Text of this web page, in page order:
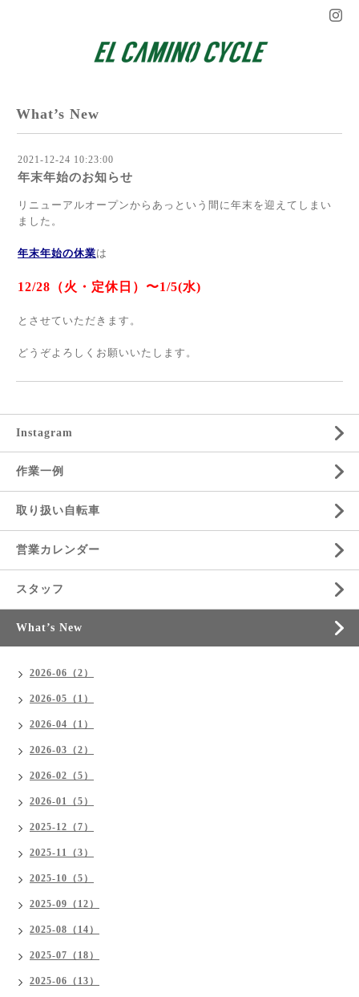
What’s New
2021-12-24 10:23:00
年末年始のお知らせ
リニューアルオープンからあっという間に年末を迎えてしまい
ました。
年末年始の休業は
12/28（火・定休日）〜1/5(水)
とさせていただきます。
どうぞよろしくお願いいたします。
Instagram
作業一例
取り扱い自転車
営業カレンダー
スタッフ
What’s New
2026-06（2）
2026-05（1）
2026-04（1）
2026-03（2）
2026-02（5）
2026-01（5）
2025-12（7）
2025-11（3）
2025-10（5）
2025-09（12）
2025-08（14）
2025-07（18）
2025-06（13）